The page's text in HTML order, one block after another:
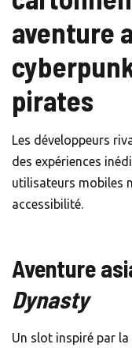
aventure
pirates
Les développeurs
des expériences
utilisateurs mobiles
accessibilité.
Aventure
Dynasty
Un slot inspiré par